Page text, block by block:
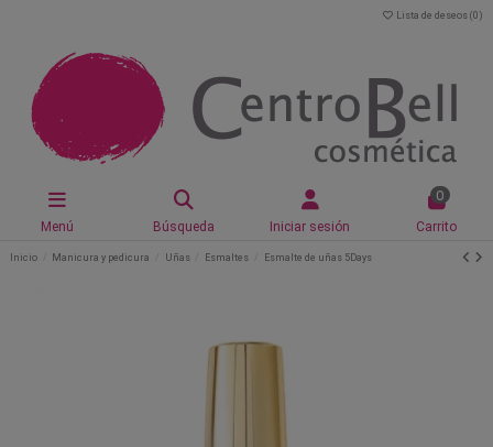
Lista de deseos (0 )
Menú Búsqueda Iniciar sesión
0
Carrito
Inicio Manicura y pedicura Uñas Esmaltes Esmalte de uñas 5Days